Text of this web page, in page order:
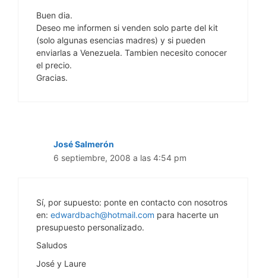
Buen dia.
Deseo me informen si venden solo parte del kit
(solo algunas esencias madres) y si pueden
enviarlas a Venezuela. Tambien necesito conocer
el precio.
Gracias.
José Salmerón
6 septiembre, 2008 a las 4:54 pm
Sí, por supuesto: ponte en contacto con nosotros
en: edwardbach@hotmail.com para hacerte un
presupuesto personalizado.
Saludos
José y Laure